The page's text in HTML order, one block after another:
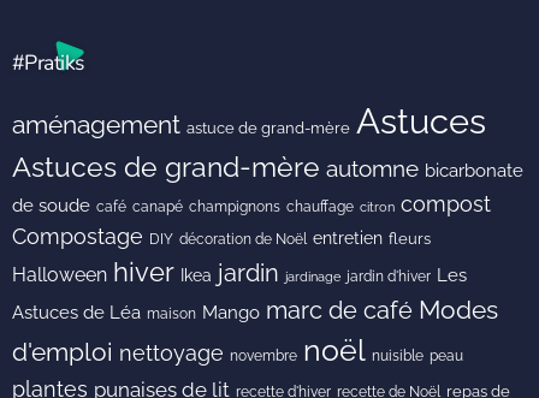
#Pratiks
aménagement astuce de grand-mère Astuces
Astuces de grand-mère automne bicarbonate
de soude café canapé champignons chauffage citron compost
Compostage DIY décoration de Noël entretien fleurs
Halloween hiver Ikea jardin jardinage jardin d'hiver Les
Astuces de Léa maison Mango marc de café Modes
d'emploi nettoyage novembre noël nuisible peau
plantes punaises de lit recette d'hiver recette de Noël repas de